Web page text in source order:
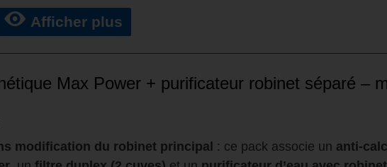
Afficher plus
Max Power + purificateur robinet séparé –
modification du robinet principal : ce pack associe un anti-